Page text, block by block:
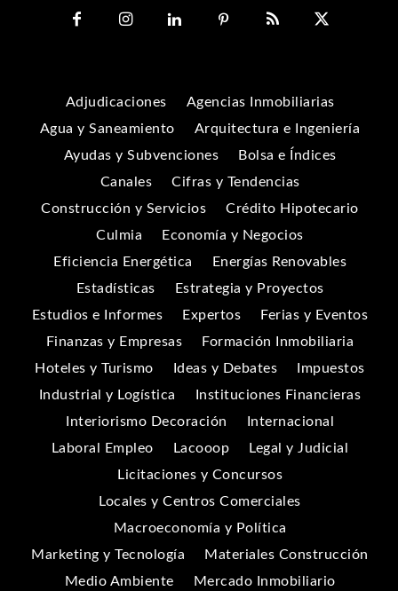
Adjudicaciones
Agencias Inmobiliarias
Agua y Saneamiento
Arquitectura e Ingeniería
Ayudas y Subvenciones
Bolsa e Índices
Canales
Cifras y Tendencias
Construcción y Servicios
Crédito Hipotecario
Culmia
Economía y Negocios
Eficiencia Energética
Energías Renovables
Estadísticas
Estrategia y Proyectos
Estudios e Informes
Expertos
Ferias y Eventos
Finanzas y Empresas
Formación Inmobiliaria
Hoteles y Turismo
Ideas y Debates
Impuestos
Industrial y Logística
Instituciones Financieras
Interiorismo Decoración
Internacional
Laboral Empleo
Lacooop
Legal y Judicial
Licitaciones y Concursos
Locales y Centros Comerciales
Macroeconomía y Política
Marketing y Tecnología
Materiales Construcción
Medio Ambiente
Mercado Inmobiliario